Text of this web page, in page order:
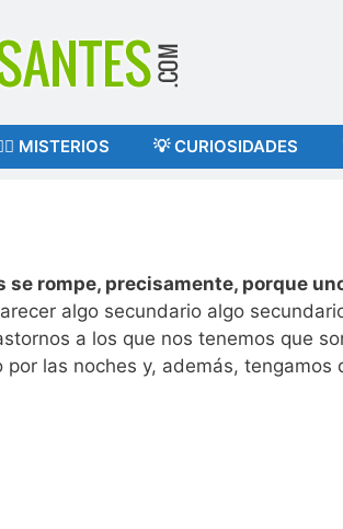
MISTERIOS 💡 CURIOSIDADES
rompe, precisamente, porque
algo secundario algo
a los que nos tenemos que
las noches y, además, tengamos